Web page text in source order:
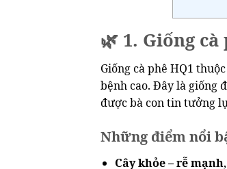
🌿 1. Giống
Giống cà phê HQ1
bệnh cao. Đây là giống
được bà con tin tưởng
Những điểm nổi
Cây khỏe – rễ mạnh